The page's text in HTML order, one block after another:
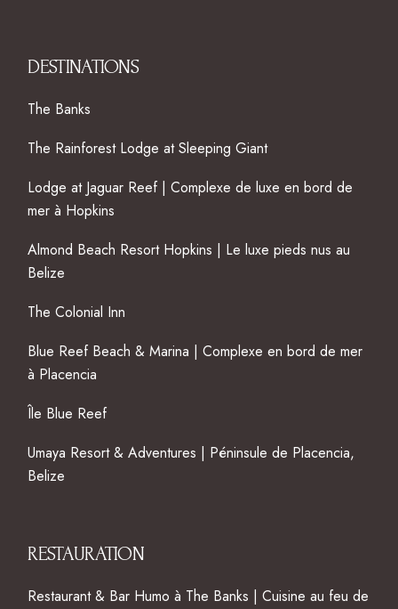
DESTINATIONS
The Banks
The Rainforest Lodge at Sleeping Giant
Lodge at Jaguar Reef | Complexe de luxe en bord de
mer à Hopkins
Almond Beach Resort Hopkins | Le luxe pieds nus au
Belize
The Colonial Inn
Blue Reef Beach & Marina | Complexe en bord de mer
à Placencia
Île Blue Reef
Umaya Resort & Adventures | Péninsule de Placencia,
Belize
RESTAURATION
Restaurant & Bar Humo à The Banks | Cuisine au feu de